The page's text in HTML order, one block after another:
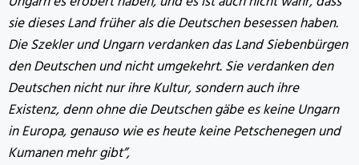
sie dieses Land früher als die Deutschen besessen haben.
Die Szekler und Ungarn verdanken das Land Siebenbürgen
den Deutschen und nicht umgekehrt. Sie verdanken den
Deutschen nicht nur ihre Kultur, sondern auch ihre
Existenz, dennohne die Deutschen gäbe es keine Ungarn
in Europa, genauso wie es heute keine Petschenegen und
Kumanen mehr gibt”,